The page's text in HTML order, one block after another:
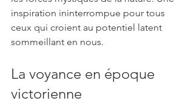
inspiration ininterrompue pour tous
ceux qui croient au potentiel latent
sommeillant en nous.
La voyance en époque
victorienne